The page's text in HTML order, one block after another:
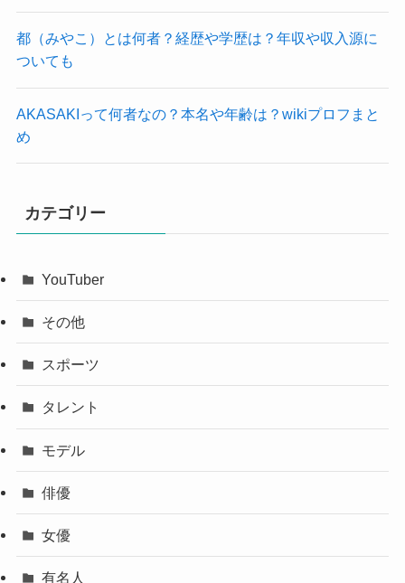
都（みやこ）とは何者？経歴や学歴は？年収や収入源に
ついても
AKASAKIって何者なの？本名や年齢は？wikiプロフまと
め
カテゴリー
YouTuber
その他
スポーツ
タレント
モデル
俳優
女優
有名人